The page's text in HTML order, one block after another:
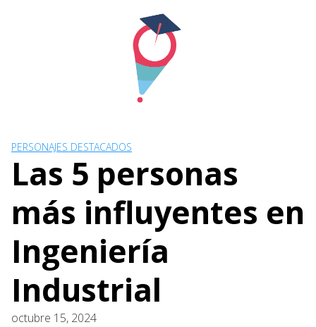
PERSONAJES DESTACADOS
Las 5 personas
más influyentes en
Ingeniería
Industrial
octubre 15, 2024